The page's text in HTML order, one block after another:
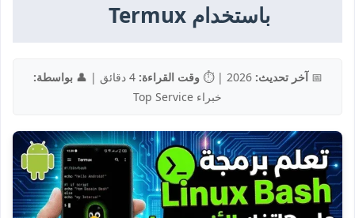
باستخدام Termux
📅آخر تحديث: 2026 | ⏱️ وقت القراءة: 4 دقائق | 👤
بواسطة:
خبراء Top Service